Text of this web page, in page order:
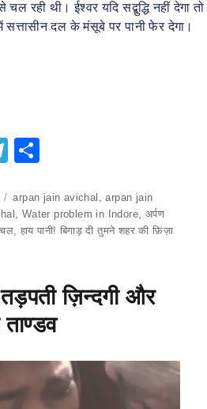
रही थी। ईश्वर यदि सद्बुद्धि नहीं देगा तो
सत्तासीन दल के मंसूबे पर पानी फेर देगा।
T
e
gr
ar
e
Tags
arpan jain avichal ,arpan jain
, Water problem in Indore, अर्पण
,हाय पानी! बिगाड़ दी तुमने शहर की फ़िज़ा
ज़िन्दगी और